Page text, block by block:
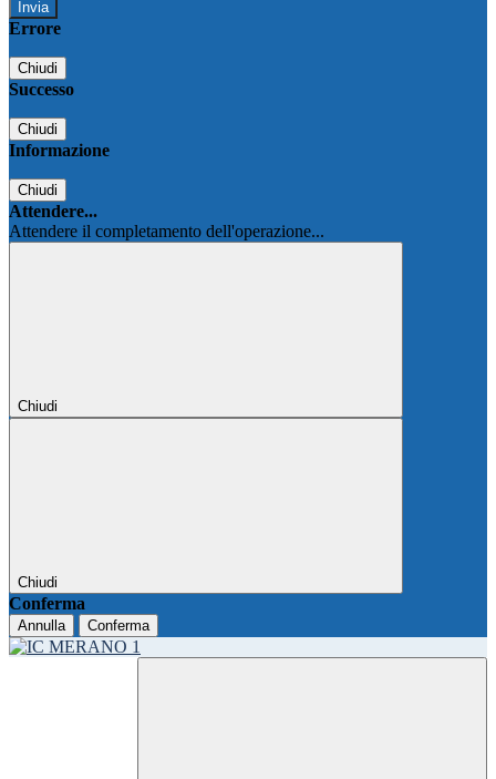
Errore
Chiudi
Successo
Chiudi
Informazione
Chiudi
Attendere...
Attendere il completamento dell'operazione...
Chiudi
Chiudi
Conferma
Annulla Conferma